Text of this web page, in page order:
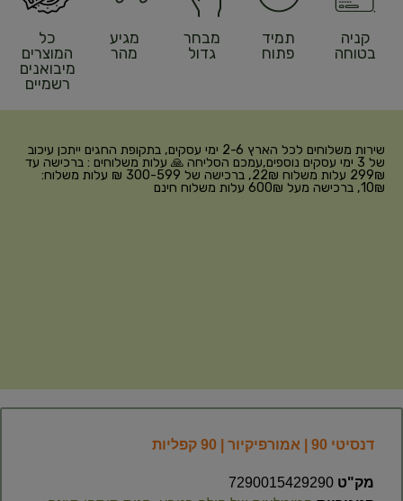
קניה
בטוחה
תמיד
פתוח
מבחר
גדול
מגיע
מהר
כל
המוצרים
מיבואנים
רשמיים
שירות משלוחים לכל הארץ 2-6 ימי עסקים, בתקופת החגים ייתכן עיכוב
של 3 ימי עסקים נוספים,עמכם הסליחה 🙏 עלות משלוחים : ברכישה עד
299₪ עלות משלוח 22₪, ברכישה של 300-599 ₪ עלות משלוח:
10₪, ברכישה מעל 600₪ עלות משלוח חינם
דנסיטי 90 | אמורפיקיור | 90 קפליות
מק"ט 7290015429290